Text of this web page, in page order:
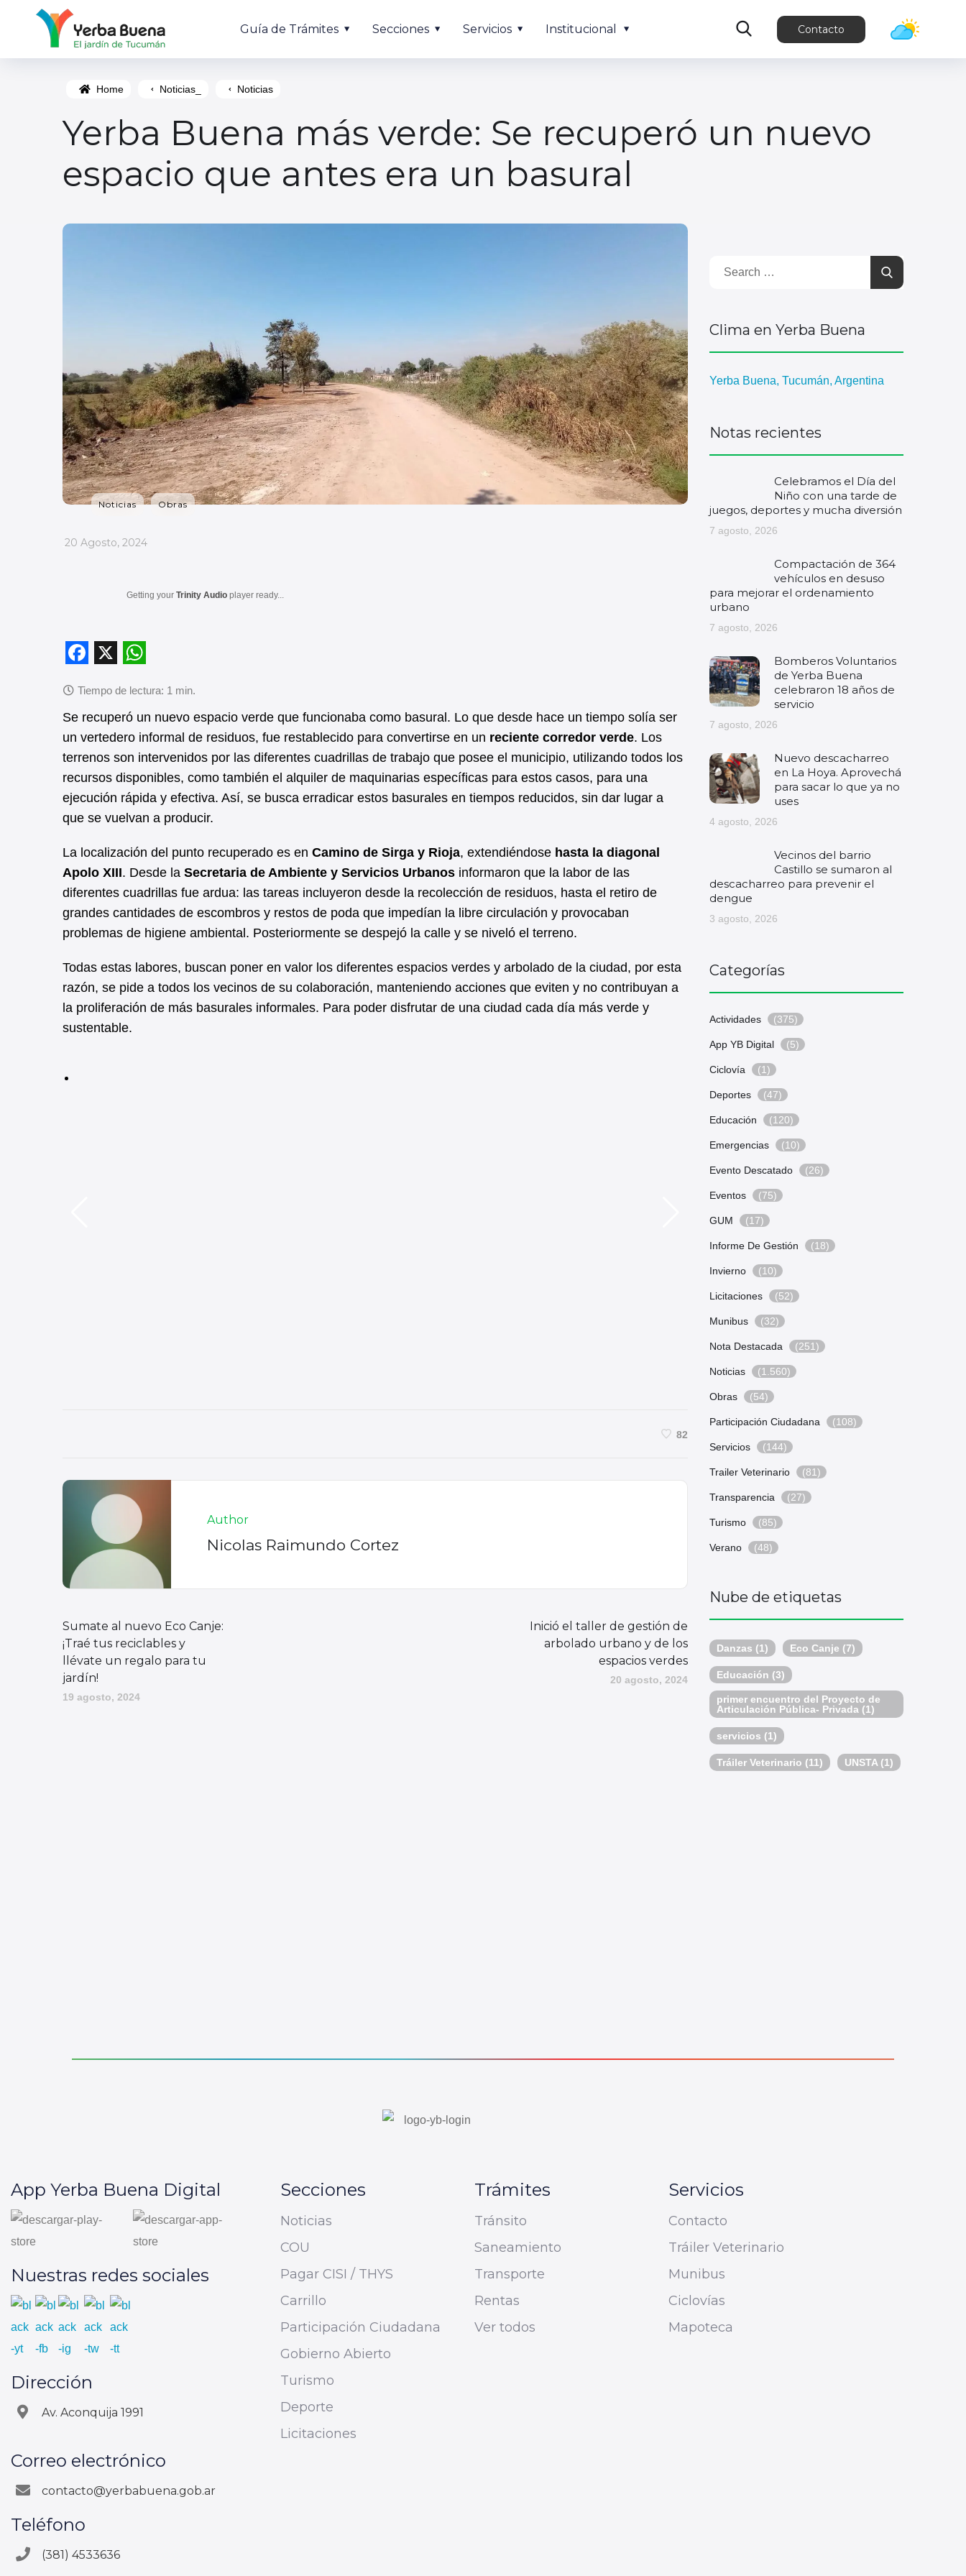
Guía de Trámites Secciones Servicios Institucional Contacto
Home Noticias_ Noticias
Yerba Buena más verde: Se recuperó un nuevo
espacio que antes era un basural
Noticias Obras
_
20 Agosto, 2024
Getting your Trinity Audio player ready...
a
c
e
b
o
o
h
a
t
s
A
p
Se recuperó un nuevo espacio verde que funcionaba como basural. Lo que desde hace un tiempo solía ser
un vertedero informal de residuos, fue restablecido para convertirse en un reciente corredor verde. Los
terrenos son intervenidos por las diferentes cuadrillas de trabajo que posee el municipio, utilizando todos los
recursos disponibles, como también el alquiler de maquinarias específicas para estos casos, para una
ejecución rápida y efectiva. Así, se busca erradicar estos basurales en tiempos reducidos, sin dar lugar a
que se vuelvan a producir.
La localización del punto recuperado es en Camino de Sirga y Rioja, extendiéndose hasta la diagonal
Apolo XIII. Desde la Secretaria de Ambiente y Servicios Urbanos informaron que la labor de las
diferentes cuadrillas fue ardua: las tareas incluyeron desde la recolección de residuos, hasta el retiro de
grandes cantidades de escombros y restos de poda que impedían la libre circulación y provocaban
problemas de higiene ambiental. Posteriormente se despejó la calle y se niveló el terreno.
Todas estas labores, buscan poner en valor los diferentes espacios verdes y arbolado de la ciudad, por esta
razón, se pide a todos los vecinos de su colaboración, manteniendo acciones que eviten y no contribuyan a
la proliferación de más basurales informales. Para poder disfrutar de una ciudad cada día más verde y
sustentable.
82
Author
Nicolas Raimundo Cortez
Sumate al nuevo Eco Canje:
¡Traé tus reciclables y
llévate un regalo para tu
jardín!
19 agosto, 2024
Inició el taller de gestión de
arbolado urbano y de los
espacios verdes
20 agosto, 2024
Clima en Yerba Buena
Yerba Buena, Tucumán, Argentina
Notas recientes
Celebramos el Día del
Niño con una tarde de
juegos, deportes y mucha diversión
7 agosto, 2026
Compactación de 364
vehículos en desuso
para mejorar el ordenamiento
urbano
7 agosto, 2026
Bomberos Voluntarios
de Yerba Buena
celebraron 18 años de
servicio
7 agosto, 2026
Nuevo descacharreo
en La Hoya. Aprovechá
para sacar lo que ya no
uses
4 agosto, 2026
Vecinos del barrio
Castillo se sumaron al
descacharreo para prevenir el
dengue
3 agosto, 2026
Categorías
Actividades (375)
App YB Digital (5)
Ciclovía (1)
Deportes (47)
Educación (120)
Emergencias (10)
Evento Descatado (26)
Eventos (75)
GUM (17)
Informe De Gestión (18)
Invierno (10)
Licitaciones (52)
Munibus (32)
Nota Destacada (251)
Noticias (1.560)
Obras (54)
Participación Ciudadana (108)
Servicios (144)
Trailer Veterinario (81)
Transparencia (27)
Turismo (85)
Verano (48)
Nube de etiquetas
Danzas (1) Eco Canje (7)
Educación (3)
primer encuentro del Proyecto de
Articulación Pública- Privada (1)
servicios (1)
Tráiler Veterinario (11) UNSTA (1)
App Yerba Buena Digital
Nuestras redes sociales
Dirección
Av. Aconquija 1991
Correo electrónico
contacto@yerbabuena.gob.ar
Teléfono
(381) 4533636
Secciones
Noticias
COU
Pagar CISI / THYS
Carrillo
Participación Ciudadana
Gobierno Abierto
Turismo
Deporte
Licitaciones
Trámites
Tránsito
Saneamiento
Transporte
Rentas
Ver todos
Servicios
Contacto
Tráiler Veterinario
Munibus
Ciclovías
Mapoteca